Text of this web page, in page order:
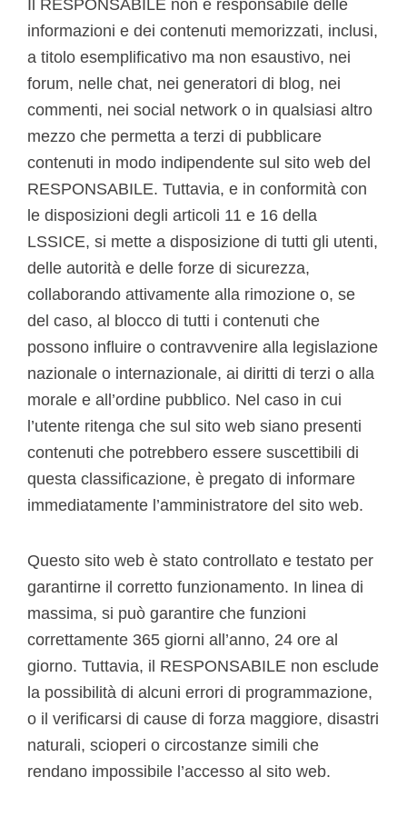
Il RESPONSABILE non è responsabile delle
informazioni e dei contenuti memorizzati, inclusi,
a titolo esemplificativo ma non esaustivo, nei
forum, nelle chat, nei generatori di blog, nei
commenti, nei social network o in qualsiasi altro
mezzo che permetta a terzi di pubblicare
contenuti in modo indipendente sul sito web del
RESPONSABILE. Tuttavia, e in conformità con
le disposizioni degli articoli 11 e 16 della
LSSICE, si mette a disposizione di tutti gli utenti,
delle autorità e delle forze di sicurezza,
collaborando attivamente alla rimozione o, se
del caso, al blocco di tutti i contenuti che
possono influire o contravvenire alla legislazione
nazionale o internazionale, ai diritti di terzi o alla
morale e all’ordine pubblico. Nel caso in cui
l’utente ritenga che sul sito web siano presenti
contenuti che potrebbero essere suscettibili di
questa classificazione, è pregato di informare
immediatamente l’amministratore del sito web.
Questo sito web è stato controllato e testato per
garantirne il corretto funzionamento. In linea di
massima, si può garantire che funzioni
correttamente 365 giorni all’anno, 24 ore al
giorno. Tuttavia, il RESPONSABILE non esclude
la possibilità di alcuni errori di programmazione,
o il verificarsi di cause di forza maggiore, disastri
naturali, scioperi o circostanze simili che
rendano impossibile l’accesso al sito web.